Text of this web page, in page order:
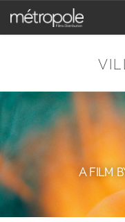
A FILM